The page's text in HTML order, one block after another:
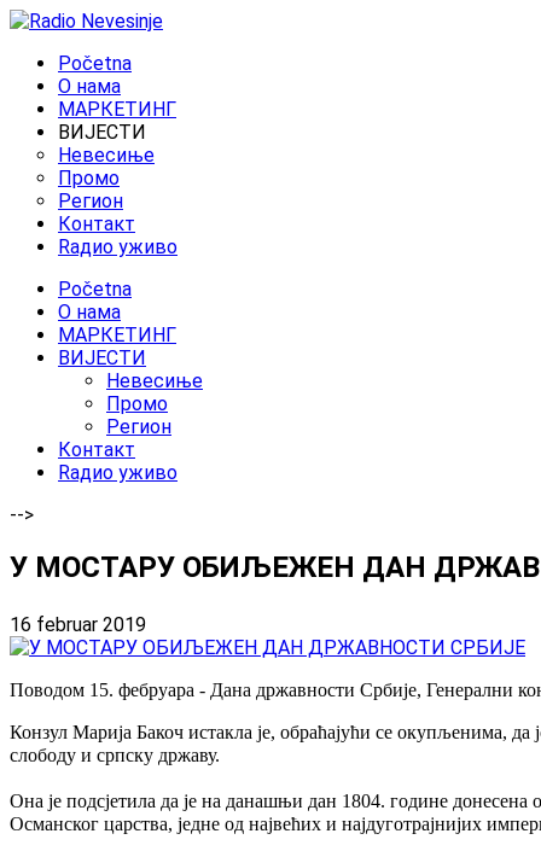
Početna
O нама
МАРКЕТИНГ
ВИЈЕСТИ
Невесиње
Промо
Регион
Контакт
Rадио уживо
Početna
O нама
МАРКЕТИНГ
ВИЈЕСТИ
Невесиње
Промо
Регион
Контакт
Rадио уживо
-->
У МОСТАРУ ОБИЉЕЖЕН ДАН
16 februar 2019
Поводом 15. фебруара - Дана државности Србије, Генерални
Конзул Марија Бакоч истакла је, обраћајући се окупљенима,
слободу и српску државу.
Она је подсјетила да је на данашњи дан 1804. године
Османског царства, једне од највећих и најдуготрајнијих